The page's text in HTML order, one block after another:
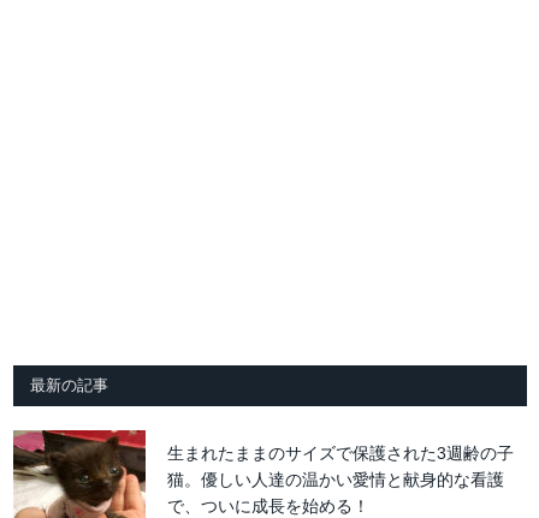
最新の記事
生まれたままのサイズで保護された3週齢の子
猫。優しい人達の温かい愛情と献身的な看護
で、ついに成長を始める！